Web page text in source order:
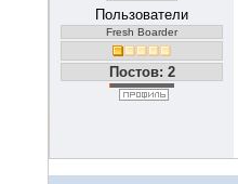
Пользователи
Fresh Boarder
Постов: 2